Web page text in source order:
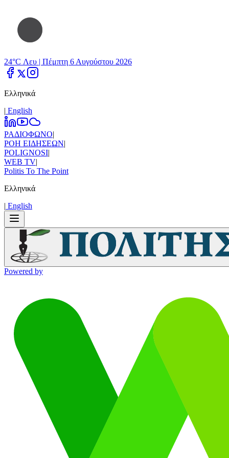
24°C Λευ | Πέμπτη 6 Αυγούστου 2026
Ελληνικά
| Εnglish
ΡΑΔΙΟΦΩΝΟ|
ΡΟΗ ΕΙΔΗΣΕΩΝ|
POLIGNOSI|
WEB TV|
Politis To The Point
Ελληνικά
| Εnglish
Powered by